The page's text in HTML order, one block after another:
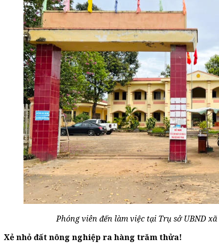
Phóng viên đến làm việc tại Trụ sở UBND
Xẻ nhỏ đất nông nghiệp ra hàng trăm thửa!